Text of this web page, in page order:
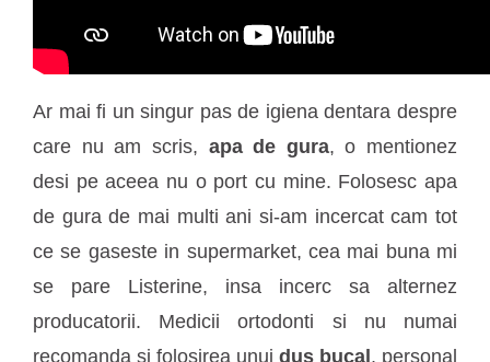
Ar mai fi un singur pas de igiena dentara despre
care nu am scris, apa de gura, o mentionez
desi pe aceea nu o port cu mine. Folosesc apa
de gura de mai multi ani si-am incercat cam tot
ce se gaseste in supermarket, cea mai buna mi
se pare Listerine, insa incerc sa alternez
producatorii. Medicii ortodonti si nu numai
recomanda si folosirea unui dus bucal, personal